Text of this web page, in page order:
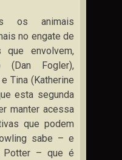
os animais
no engate de
que envolvem,
(Dan Fogler),
Tina (Katherine
esta segunda
manter acessa
que podem
sabe – e
Potter – que é